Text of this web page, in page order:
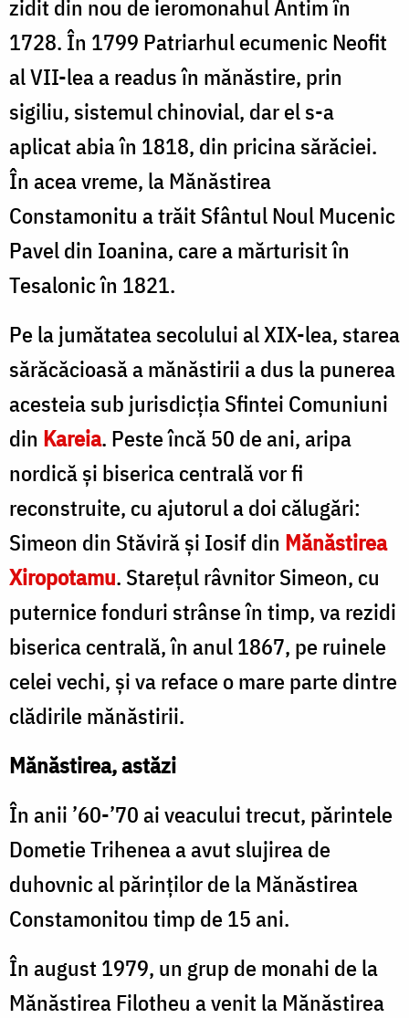
zidit din nou de ieromonahul Antim în
1728. În 1799 Patriarhul ecumenic Neofit
al VII-lea a readus în mănăstire, prin
sigiliu, sistemul chinovial, dar el s-a
aplicat abia în 1818, din pricina sărăciei.
În acea vreme, la Mănăstirea
Constamonitu a trăit Sfântul Noul Mucenic
Pavel din Ioanina, care a mărturisit în
Tesalonic în 1821.
Pe la jumătatea secolului al XIX-lea, starea
sărăcăcioasă a mănăstirii a dus la punerea
acesteia sub jurisdicţia Sfintei Comuniuni
din Kareia. Peste încă 50 de ani, aripa
nordică şi biserica centrală vor fi
reconstruite, cu ajutorul a doi călugări:
Simeon din Stăviră şi Iosif din Mănăstirea
Xiropotamu. Stareţul râvnitor Simeon, cu
puternice fonduri strânse în timp, va rezidi
biserica centrală, în anul 1867, pe ruinele
celei vechi, şi va reface o mare parte dintre
clădirile mănăstirii.
Mănăstirea, astăzi
În anii ’60-’70 ai veacului trecut, părintele
Dometie Trihenea a avut slujirea de
duhovnic al părinților de la Mănăstirea
Constamonitou timp de 15 ani.
În august 1979, un grup de monahi de la
Mănăstirea Filotheu a venit la Mănăstirea